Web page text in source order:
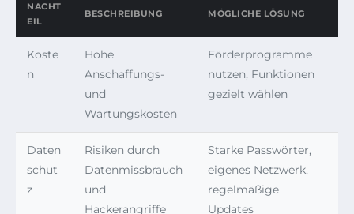
NACHT
EIL
BESCHREIBUNG MÖGLICHE LÖSUNG
Koste
n
Hohe
Anschaffungs-
und
Wartungskosten
Förderprogramme
nutzen, Funktionen
gezielt wählen
Daten
schut
z
Risiken durch
Datenmissbrauch
und
Hackerangriffe
Starke Passwörter,
eigenes Netzwerk,
regelmäßige
Updates